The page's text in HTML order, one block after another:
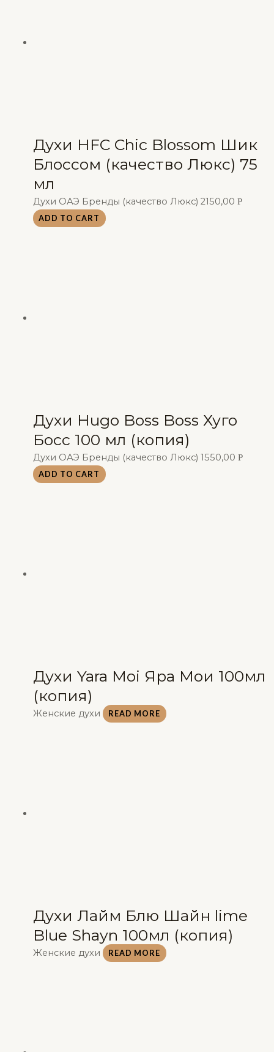
Духи HFC Chic Blossom Шик
Блоссом (качество Люкс) 75
мл
Духи ОАЭ Бренды (качество Люкс) 2150,00 Р
ADD TO CART
Духи Hugo Boss Boss Хуго
Босс 100 мл (копия)
Духи ОАЭ Бренды (качество Люкс) 1550,00 Р
ADD TO CART
Духи Yara Moi Яра Мои 100мл
(копия)
Женские духи READ MORE
Духи Лайм Блю Шайн lime
Blue Shayn 100мл (копия)
Женские духи READ MORE